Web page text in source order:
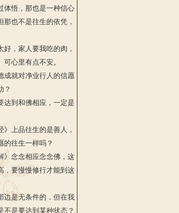
体悟，那也是一种信心
那也不是往生的依凭，
好，家人要我吃的肉，
可心里有点不安。
成就对净业行人的信愿
？
达到和佛相应，一定是
》上品往生的是善人，
的往生一样吗？
》念念相应念念佛，这
，要慢慢修行才能到这
边是无条件的，但在我
不是要达到某种状态？